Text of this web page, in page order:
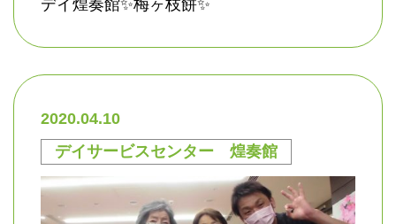
デイ煌奏館✨梅ヶ枝餅✨
2020.04.10
デイサービスセンター 煌奏館